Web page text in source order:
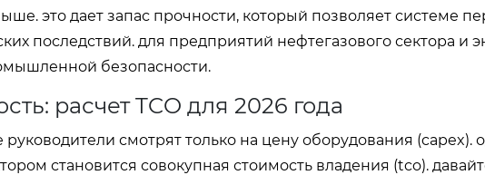
это дает запас прочности, который позволяет системе
последствий. для предприятий нефтегазового сектора и
безопасности.
расчет TCO для 2026 года
смотрят только на цену оборудования (capex).
становится совокупная стоимость владения (tco).